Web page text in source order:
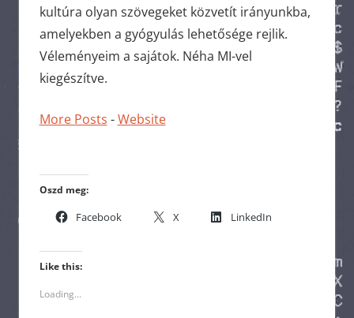
kultúra olyan szövegeket közvetít irányunkba,
amelyekben a gyógyulás lehetősége rejlik.
Véleményeim a sajátok. Néha MI-vel
kiegészítve.
More Posts -Website
Oszd meg:
Facebook X LinkedIn
Like this:
Loading...